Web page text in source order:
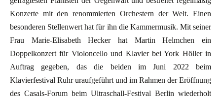
Konzerte mit den renommierten Orchestern der Welt. Einen
besonderen Stellenwert hat für ihn die Kammermusik. Mit seiner
Frau Marie-Elisabeth Hecker hat Martin Helmchen ein
Doppelkonzert für Violoncello und Klavier bei York Höller in
Auftrag gegeben, das die beiden im Juni 2022 beim
Klavierfestival Ruhr uraufgeführt und im Rahmen der Eröffnung
des Casals-Forum beim Ultraschall-Festival Berlin wiederholt